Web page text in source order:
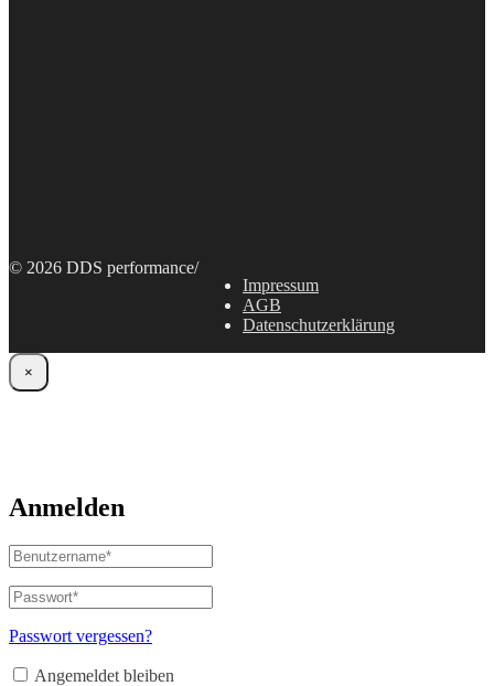
© 2026 DDS performance/
Impressum
AGB
Datenschutzerklärung
×
Anmelden
Benutzername
oder
E-
Mail-
Adresse*
Passwort*
Erforderlich
Passwort vergessen?
Angemeldet bleiben